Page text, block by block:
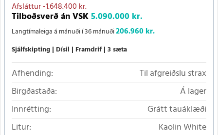
Afsláttur-1.648.400 kr.
Tilboðsverð án VSK5.090.000 kr.
Langtímaleiga á mánuði í 36 mánuði206.960 kr.
Sjálfskipting Dísil Framdrif 3 sæta
Afhending:
Til afgreiðslu strax
Birgðastaða:
Á lager
Innrétting:
Grátt tauáklæði
Litur:
Kaolin White